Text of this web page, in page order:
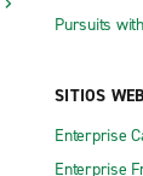
Pursuits
SITIOS
Enterprise
Enterprise